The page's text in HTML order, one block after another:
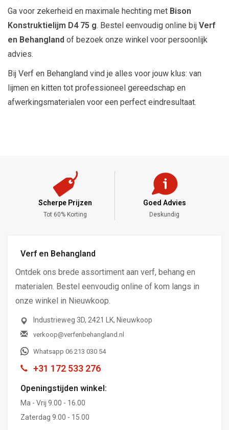
Ga voor zekerheid en maximale hechting met Bison
Konstruktielijm D4 75 g. Bestel eenvoudig online bij Verf
en Behangland of bezoek onze winkel voor persoonlijk
advies.
Bij Verf en Behangland vind je alles voor jouw klus: van
lijmen en kitten tot professioneel gereedschap en
afwerkingsmaterialen voor een perfect eindresultaat.
Goed Advies
Deskundig
Meng Service
Alle Kleuren
Verf en Behangland
Ontdek ons brede assortiment aan verf, behang en
materialen. Bestel eenvoudig online of kom langs in
onze winkel in Nieuwkoop.
Industrieweg 3D, 2421 LK, Nieuwkoop
verkoop@verfenbehangland.nl
Whatsapp 06 213 030 54
+31 172 533 276
Openingstijden winkel:
Ma - Vrij 9.00 - 16.00
Zaterdag 9.00 - 15.00